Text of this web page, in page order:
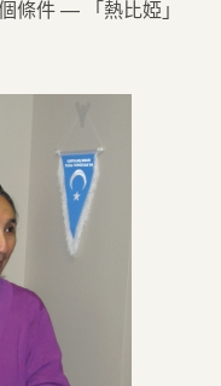
條件 — 「熱比婭」